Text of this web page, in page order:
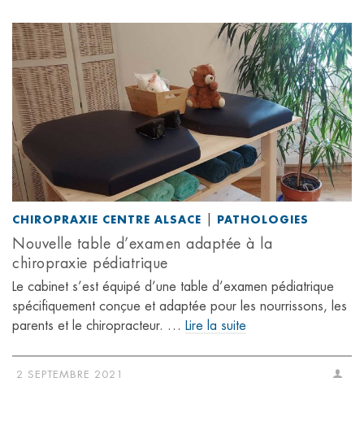
CHIROPRAXIE CENTRE ALSACE PATHOLOGIES
Nouvelle table d’examen adaptée à la
chiropraxie pédiatrique
Le cabinet s’est équipé d’une table d’examen pédiatrique
spécifiquement conçue et adaptée pour les nourrissons, les
parents et le chiropracteur. … Lire la suite
2 SEPTEMBRE 2021